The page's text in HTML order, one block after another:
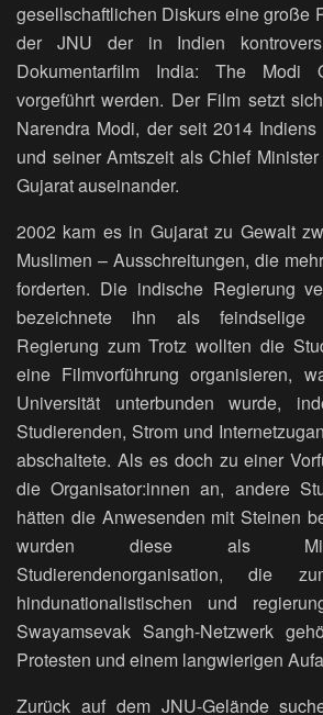
gesellschaftlichen Diskurs eine große
der JNU der in Indien
Dokumentarfilm India: The Modi
vorgeführt werden. Der Film setzt
Narendra Modi, der seit 2014 Indiens
und seiner Amtszeit als Chief
Gujarat auseinander.
2002 kam es in Gujarat zu Gewalt
Muslimen – Ausschreitungen, die
forderten. Die indische Regierung
bezeichnete ihn als feindselige
Regierung zum Trotz wollten die
eine Filmvorführung organisieren,
Universität unterbunden wurde,
Studierenden, Strom und
abschaltete. Als es doch zu einer
die Organisator:innen an, andere
hätten die Anwesenden mit Steinen
wurden diese als
Studierendenorganisation, die
hindunationalistischen und
Swayamsevak Sangh-Netzwerk
Protesten und einem langwierigen
Zurück auf dem JNU-Gelände